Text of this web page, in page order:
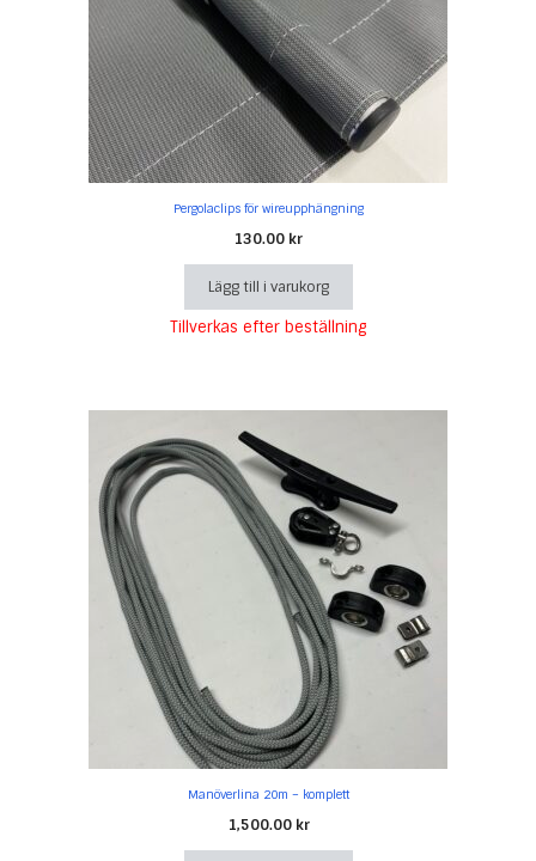
Pergolaclips för wireupphängning
130.00 kr
Lägg till i varukorg
Tillverkas efter beställning
Manöverlina 20m – komplett
1,500.00 kr